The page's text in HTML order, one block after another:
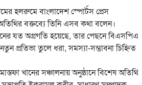
হলরুমে বাংলাদেশ স্পোর্টস প্রেস
বক্তব্যে তিনি এসব কথা বলেন।
যত অগ্রগতি হয়েছে, তার পেছনে বিএসপিএ
প্রতিভা তুলে ধরা, সমস্যা-সম্ভাবনা চিহ্নিত
খানের সঞ্চালনায় অনুষ্ঠানে বিশেষ অতিথি